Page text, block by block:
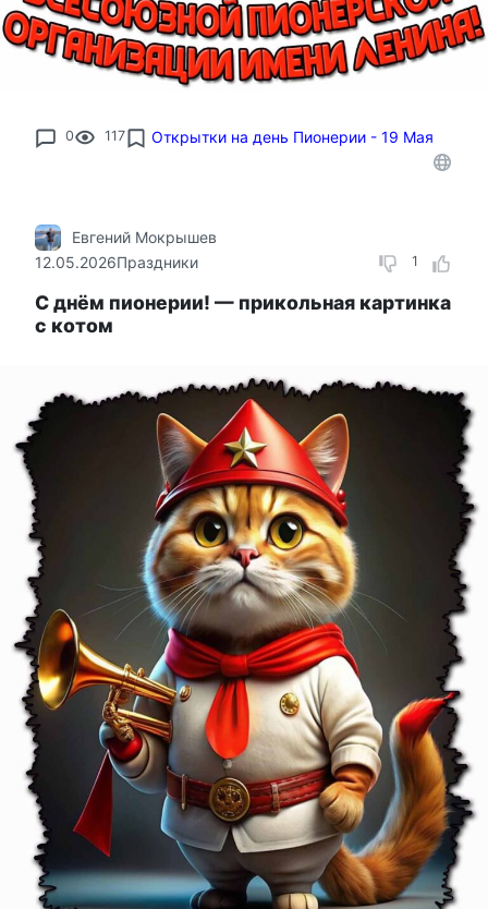
0 117 Открытки на день Пионерии - 19 Мая
1
Евгений Мокрышев
12.05.2026Праздники
С днём пионерии! — прикольная картинка
с котом